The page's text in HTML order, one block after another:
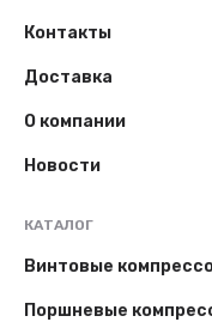
Контакты
Доставка
О компании
Новости
КАТАЛОГ
Винтовые
Поршневые